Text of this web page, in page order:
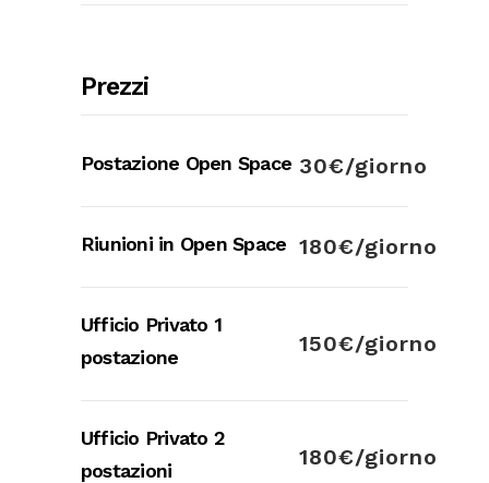
Prezzi
Postazione Open Space 30€/giorno
Riunioni in Open Space 180€/giorno
Ufficio Privato 1
postazione
150€/giorno
Ufficio Privato 2
postazioni
180€/giorno